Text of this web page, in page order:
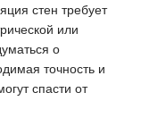
стен требует
или
о
точность и
спасти от